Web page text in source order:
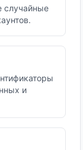
случайные
и